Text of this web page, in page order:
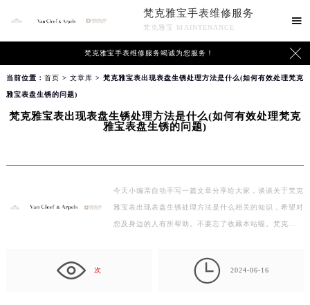
梵克雅宝手表维修服务
梵克雅宝 MAINTENANCE

梵克雅宝手表维修服务竭诚为您服务！ 
当前位置： 首页 > 文章库 > 梵克雅宝表出现表盘生锈处理方法是什么(如何有效处理梵克
雅宝表盘生锈的问题)
梵克雅宝表出现表盘生锈处理方法是什么(如何有效处理梵克
雅宝表盘生锈的问题)
今天小编亲自动手写一篇文章分享给大家，谈谈关于梵克
雅宝表出现表盘生锈处理方法是什么相关的知识，希望对
您及身边的人有所帮助。不要忘了收藏本站喔。梵克…
次  2024-06-16